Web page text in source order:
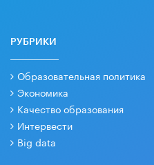
РУБРИКИ
Образовательная политика
Экономика
Качество образования
Интервести
Big data